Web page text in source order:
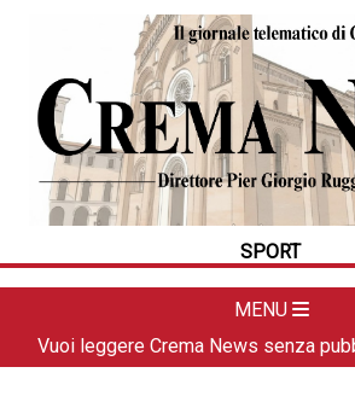
SPORT
MENU
HOME
CRONACA
POLITICA
LA FOTO
DAL TERRITORIO
APPUNTAMENTI
Vuoi leggere Crema News senza